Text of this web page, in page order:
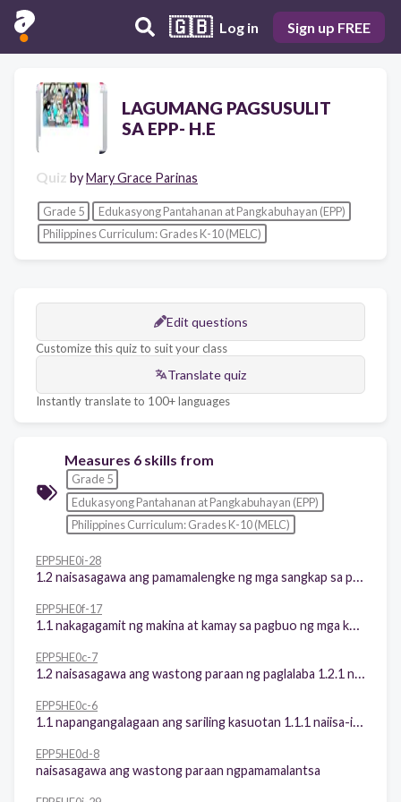
🇬🇧 Log in Sign up FREE
LAGUMANG PAGSUSULIT
SA EPP- H.E
Quiz byMary Grace Parinas
Grade 5
Edukasyong Pantahanan at Pangkabuhayan (EPP)
Philippines Curriculum: Grades K-10 (MELC)
Edit questions
Customize this quiz to suit your class
Translate quiz
Instantly translate to 100+ languages
Measures 6 skills from
Grade 5
Edukasyong Pantahanan at Pangkabuhayan (EPP)
Philippines Curriculum: Grades K-10 (MELC)
EPP5HE0i-28
1.2 naisasagawa ang pamamalengke ng mga sangkap sa pagluluto 1.3naipakikita ang husay sa pagpili ng sariwa, mura at masustansyang sangkap
EPP5HE0f-17
1.1 nakagagamit ng makina at kamay sa pagbuo ng mga kagamitang pambahay 1.2 natutukoy ang mga bahagi ng makinang depadyak
EPP5HE0c-7
1.2 naisasagawa ang wastong paraan ng paglalaba 1.2.1 napaghihiwalay ang puti at dikulay
EPP5HE0c-6
1.1 napangangalagaan ang sariling kasuotan 1.1.1 naiisa-isa ang mga paraan upang mapanatiling malinis ang kasuotan
EPP5HE0d-8
naisasagawa ang wastong paraan ngpamamalantsa